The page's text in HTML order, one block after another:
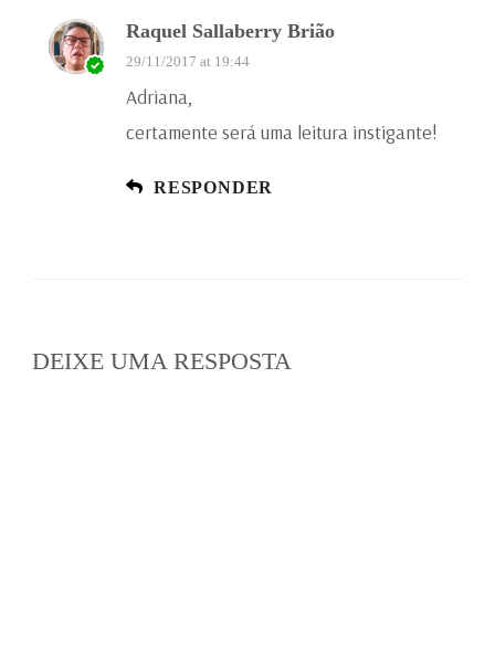
Raquel Sallaberry Brião
29/11/2017 at 19:44
Adriana,
certamente será uma leitura instigante!
RESPONDER
DEIXE UMA RESPOSTA